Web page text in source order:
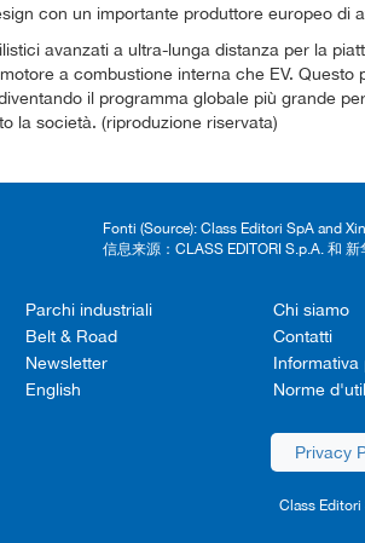
con un importante produttore europeo di
avanzati a ultra-lunga distanza per la
a combustione interna che EV. Questo
il programma globale più grande
la società. (riproduzione riservata)
Fonti (Source): Class Editori SpA and
信息来源：CLASS EDITORI S.p.A. 和
Parchi industriali
Belt & Road
Newsletter
English
Chi siamo
Contatti
Informativa
Norme
Privacy
Class Editori